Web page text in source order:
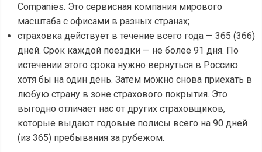
Companies. Это сервисная компания мирового
масштаба с офисами в разных странах;
страховка действует в течение всего года — 365 (366)
дней. Срок каждой поездки — не более 91 дня. По
истечении этого срока нужно вернуться в Россию
хотя бы на один день. Затем можно снова приехать в
любую страну в зоне страхового покрытия. Это
выгодно отличает нас от других страховщиков,
которые выдают годовые полисы всего на 90 дней
(из 365) пребывания за рубежом.